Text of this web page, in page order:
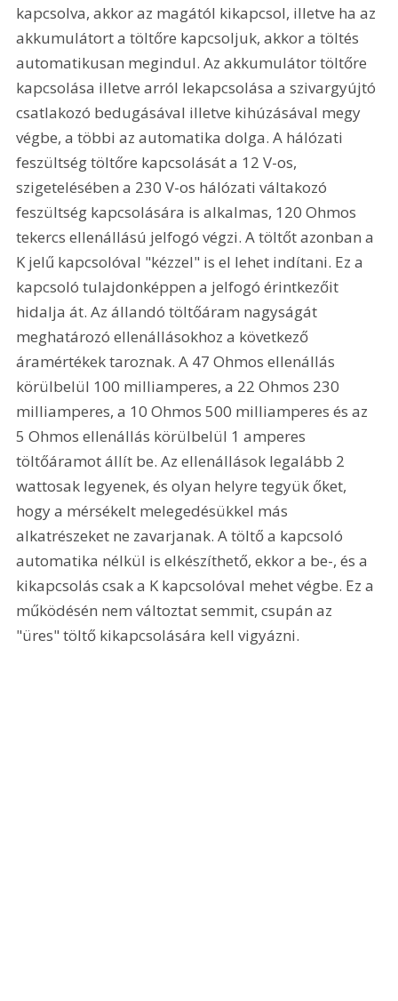
kapcsolva, akkor az magától kikapcsol, illetve ha az
akkumulátort a töltőre kapcsoljuk, akkor a töltés
automatikusan megindul. Az akkumulátor töltőre
kapcsolása illetve arról lekapcsolása a szivargyújtó
csatlakozó bedugásával illetve kihúzásával megy
végbe, a többi az automatika dolga. A hálózati
feszültség töltőre kapcsolását a 12 V-os,
szigetelésében a 230 V-os hálózati váltakozó
feszültség kapcsolására is alkalmas, 120 Ohmos
tekercs ellenállású jelfogó végzi. A töltőt azonban a
K jelű kapcsolóval "kézzel" is el lehet indítani. Ez a
kapcsoló tulajdonképpen a jelfogó érintkezőit
hidalja át. Az állandó töltőáram nagyságát
meghatározó ellenállásokhoz a következő
áramértékek taroznak. A 47 Ohmos ellenállás
körülbelül 100 milliamperes, a 22 Ohmos 230
milliamperes, a 10 Ohmos 500 milliamperes és az
5 Ohmos ellenállás körülbelül 1 amperes
töltőáramot állít be. Az ellenállások legalább 2
wattosak legyenek, és olyan helyre tegyük őket,
hogy a mérsékelt melegedésükkel más
alkatrészeket ne zavarjanak. A töltő a kapcsoló
automatika nélkül is elkészíthető, ekkor a be-, és a
kikapcsolás csak a K kapcsolóval mehet végbe. Ez a
működésén nem változtat semmit, csupán az
"üres" töltő kikapcsolására kell vigyázni.